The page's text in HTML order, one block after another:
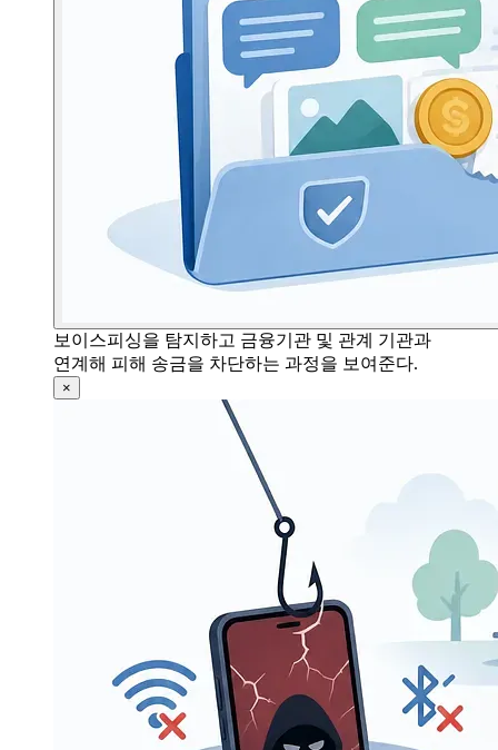
보이스피싱을 탐지하고 금융기관 및 관계 기관과
연계해 피해 송금을 차단하는 과정을 보여준다.
×